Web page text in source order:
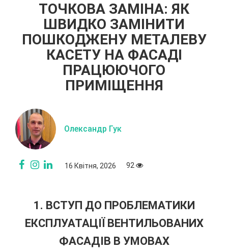
ТОЧКОВА ЗАМІНА: ЯК
ШВИДКО ЗАМІНИТИ
ПОШКОДЖЕНУ МЕТАЛЕВУ
КАСЕТУ НА ФАСАДІ
ПРАЦЮЮЧОГО
ПРИМІЩЕННЯ
Олександр Гук
16 Квітня, 2026 92
1. ВСТУП ДО ПРОБЛЕМАТИКИ
ЕКСПЛУАТАЦІЇ ВЕНТИЛЬОВАНИХ
ФАСАДІВ В УМОВАХ